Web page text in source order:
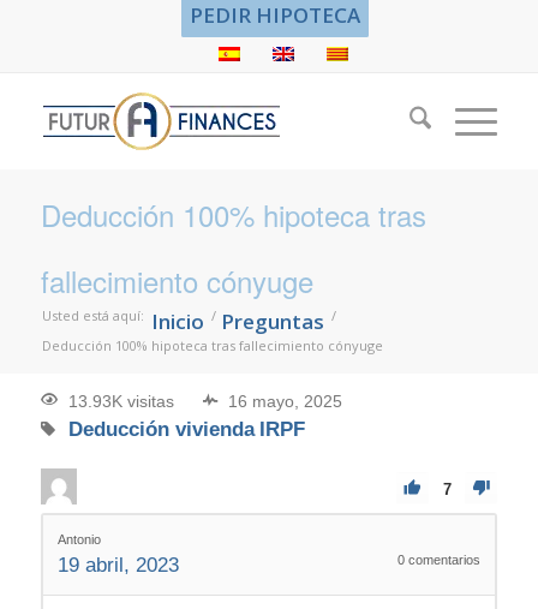
PEDIR HIPOTECA
Deducción 100% hipoteca tras
fallecimiento cónyuge
Usted está aquí: Inicio / Preguntas /
Deducción 100% hipoteca tras fallecimiento cónyuge
13.93K visitas 16 mayo, 2025
Deducción vivienda IRPF
7
Antonio
19 abril, 2023 0 comentarios